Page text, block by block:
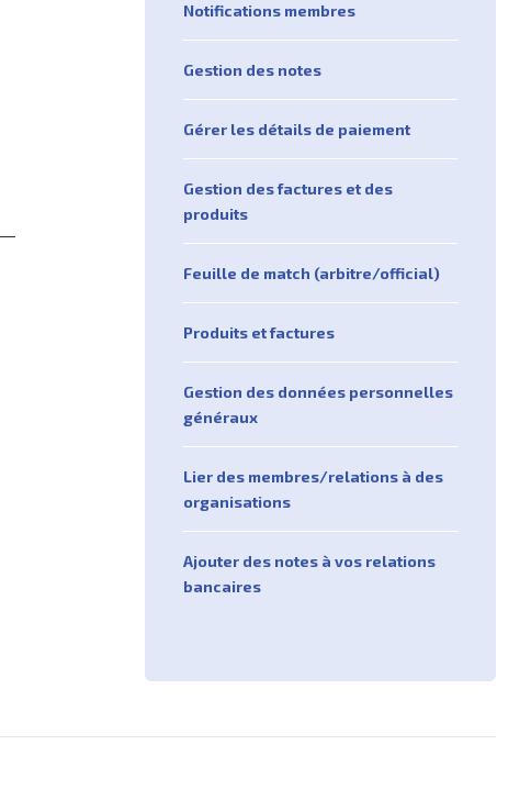
Notifications membres
Gestion des notes
Gérer les détails de paiement
Gestion des factures et des
produits
Feuille de match (arbitre/official)
Produits et factures
Gestion des données personnelles
généraux
Lier des membres/relations à des
organisations
Ajouter des notes à vos relations
bancaires